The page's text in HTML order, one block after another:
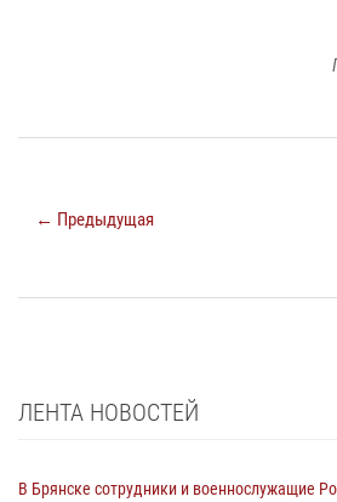
← Предыдущая
ЛЕНТА НОВОСТЕЙ
В Брянске сотрудники и военнослужащие